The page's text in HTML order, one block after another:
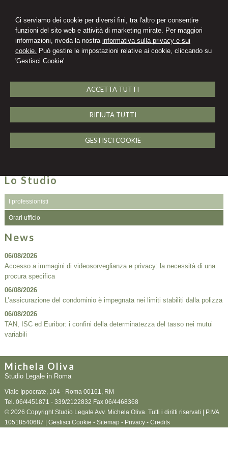
Ci serviamo dei cookie per diversi fini, tra l'altro per consentire
funzioni del sito web e attività di marketing mirate. Per maggiori
informazioni, riveda la nostra informativa sulla privacy e sui
cookie. Può gestire le impostazioni relative ai cookie, cliccando su
'Gestisci Cookie'
ACCETTA TUTTI
RIFIUTA TUTTI
GESTISCI COOKIE
Michela Oliva
Orari ufficio
L’Avvocato Michela Oliva riceve a Roma in Viale Ippocrate n. 104, previo
appuntamento telefonico, nei seguenti giorni e orari: lunedì, martedì,
Lo Studio
I professionisti
Orari ufficio
News
06/08/2026
Accesso a immagini di videosorveglianza e privacy: la necessità di una
procura specifica
06/08/2026
L’assicurazione del condominio è impegnata nei limiti stabiliti dalla polizza
06/08/2026
TAN, ISC ed Euribor: i confini della determinatezza del tasso nei mutui
variabili
Michela Oliva
Studio Legale in Roma
Viale Ippocrate, 104 - Roma 00161
RM
Tel. 06/4451871 - 339/2122832 Fax 06/4468368
© 2026 Copyright Studio Legale Avv. Michela Oliva. Tutti i diritti riservati | P.IVA
10518540687 | Gestisci Cookie - Sitemap - Privacy- Credits